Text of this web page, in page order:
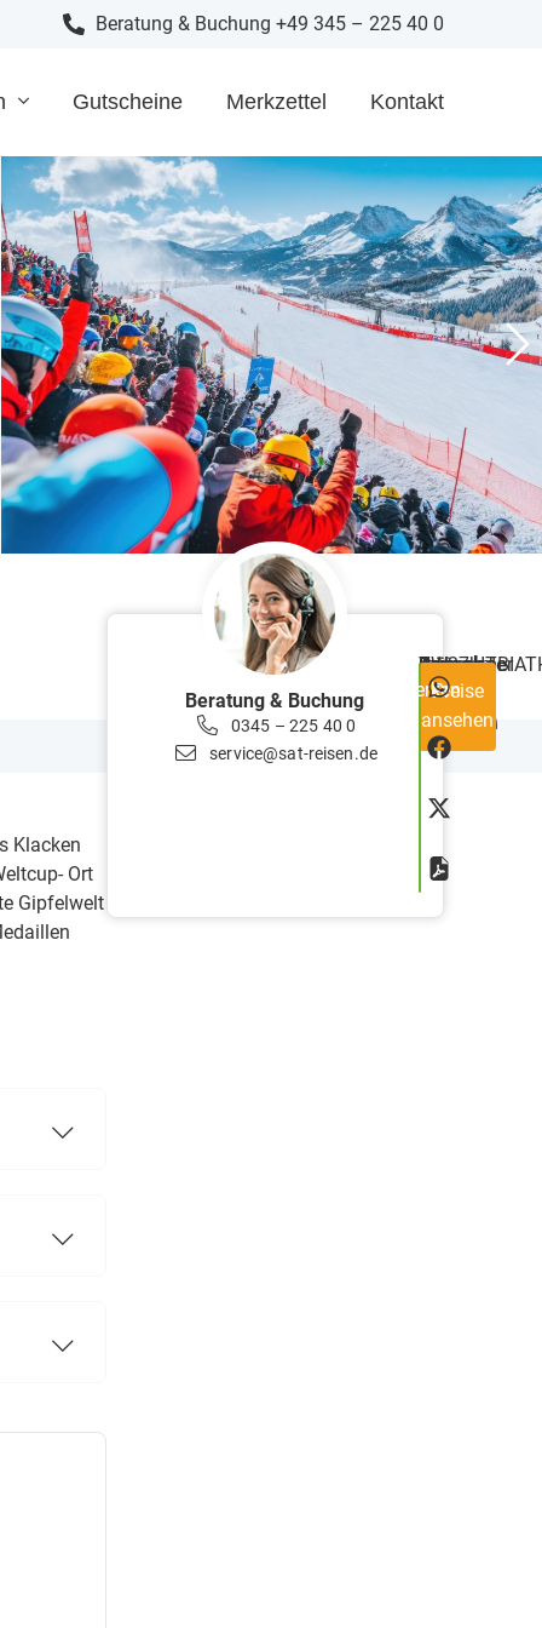
Beratung & Buchung +49 345 – 225 40 0
Gutscheine Merkzettel Kontakt
Klacken
Ort
Gipfelwelt
Beratung & Buchung
0345 – 225 40 0
service@sat-reisen.de
Reisecode
Dauer
4
Tage
Teilnehmer
min.
20
Personen
Preisab
€
888
Preise
ansehen
Merken